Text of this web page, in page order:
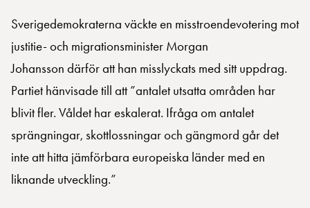
Sverigedemokraterna väckte en misstroendevotering mot
justitie- och migrationsminister Morgan
Johansson därför att han misslyckats med sitt uppdrag.
Partiet hänvisade till att ”antalet utsatta områden har
blivit fler. Våldet har eskalerat. Ifråga om antalet
sprängningar, skottlossningar och gängmord går det
inte att hitta jämförbara europeiska länder med en
liknande utveckling.”